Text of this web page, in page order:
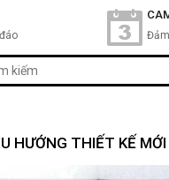
HƯỚNG THIẾT KẾ